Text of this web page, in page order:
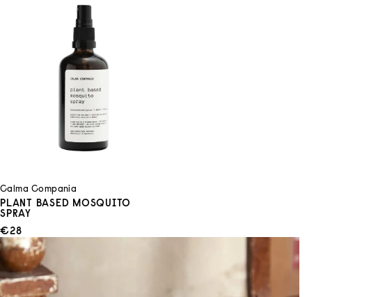
Calma Compania
PLANT BASED MOSQUITO
SPRAY
ANGEBOT
€28